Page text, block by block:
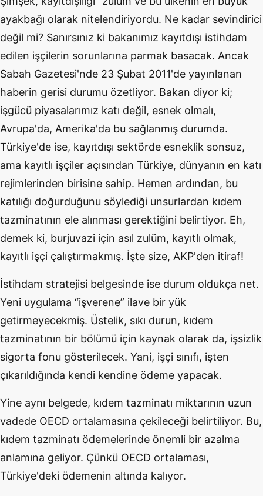
ayakbağı olarak nitelendiriyordu. Ne kadar sevindirici
değil mi? Sanırsınız ki bakanımız kayıtdışı istihdam
edilen işçilerin sorunlarına parmak basacak. Ancak
Sabah Gazetesi'nde 23 Şubat 2011'de yayınlanan
haberin gerisi durumu özetliyor. Bakan diyor ki;
işgücü piyasalarımız katı değil, esnek olmalı,
Avrupa'da, Amerika'da bu sağlanmış durumda.
Türkiye'de ise, kayıtdışı sektörde esneklik sonsuz,
ama kayıtlı işçiler açısından Türkiye, dünyanın en katı
rejimlerinden birisine sahip. Hemen ardından, bu
katılığı doğurduğunu söylediği unsurlardan kıdem
tazminatının ele alınması gerektiğini belirtiyor. Eh,
demek ki, burjuvazi için asıl zulüm, kayıtlı olmak,
kayıtlı işçi çalıştırmakmış. İşte size, AKP'den itiraf!
İstihdam stratejisi belgesinde ise durum oldukça net.
Yeni uygulama “işverene” ilave bir yük
getirmeyecekmiş. Üstelik, sıkı durun, kıdem
tazminatının bir bölümü için kaynak olarak da, işsizlik
sigorta fonu gösterilecek. Yani, işçi sınıfı, işten
çıkarıldığında kendi kendine ödeme yapacak.
Yine aynı belgede, kıdem tazminatı miktarının uzun
vadede OECD ortalamasına çekileceği belirtiliyor. Bu,
kıdem tazminatı ödemelerinde önemli bir azalma
anlamına geliyor. Çünkü OECD ortalaması,
Türkiye'deki ödemenin altında kalıyor.